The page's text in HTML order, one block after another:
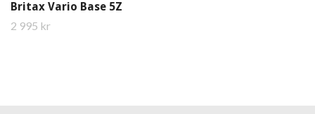
Britax Vario Base 5Z
2 995 kr